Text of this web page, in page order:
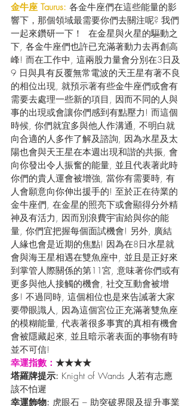
金牛座 Taurus: 各金牛座們在這些能量的影
響下，那個領域最需要你們去關注呢? 我們
一起來鑽研一下！  在金星與火星的驅動之
下, 各金牛座們也許已充滿著動力去再創高
峰! 而在工作中, 這兩股力量會分別在3日及
9 日與具有反覆無常電波的天王星有著不良
的相位出現, 就預示著有些金牛座們或會有
需要去處理一些新的項目, 因而不同的人與
事的出現或會讓你們感到有點壓力! 而這個
時候, 你們就宜多與他人作溝通, 不明白就
向合適的人多作了解及諮詢, 因為水星及太
陽也會與天王星在本週出現和諧的共振, 會
向你發出令人振奮的能量, 並且代表著此時
你們的貴人運會被增強, 當你有需要時, 有
人會願意向你伸出援手的! 至於正在待業的
金牛座們, 在金星的照亮下或會顯得分外精
神及有活力, 因而別浪費宇宙給與你的能
量, 你們宜把握每個面試機會! 另外, 廣結
人緣也會是近期的焦點! 因為在8日水星就
會與海王星相遇在雙魚座中, 並且是正好來
到掌管人際關係的第11宮, 意味著你們或有
更多與他人接觸的機會, 社交互動會被增
多! 不過同時, 這個相位也是來告誡著大家
要帶眼識人, 因為這個宮位正充滿著雙魚座
的模糊能量, 代表著很多事實的真相有機會
會被隱藏起來, 並且暗示著表面的事物有時
並不可信!
幸運指數： ★★★★
塔羅牌提示: Knight of Wands 人若有志應
該不怕遲
幸運飾物: 虎眼石 – 助突破界限及提升事業